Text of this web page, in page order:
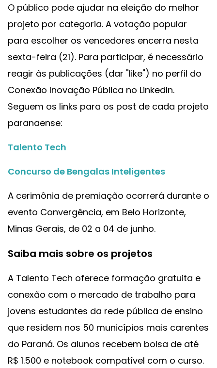
O público pode ajudar na eleição do melhor
projeto por categoria. A votação popular
para escolher os vencedores encerra nesta
sexta-feira (21). Para participar, é necessário
reagir às publicações (dar "like") no perfil do
Conexão Inovação Pública no LinkedIn.
Seguem os links para os post de cada projeto
paranaense:
Talento Tech
Concurso de Bengalas Inteligentes
A cerimônia de premiação ocorrerá durante o
evento Convergência, em Belo Horizonte,
Minas Gerais, de 02 a 04 de junho.
Saiba mais sobre os projetos
A Talento Tech oferece formação gratuita e
conexão com o mercado de trabalho para
jovens estudantes da rede pública de ensino
que residem nos 50 municípios mais carentes
do Paraná. Os alunos recebem bolsa de até
R$ 1.500 e notebook compatível com o curso.